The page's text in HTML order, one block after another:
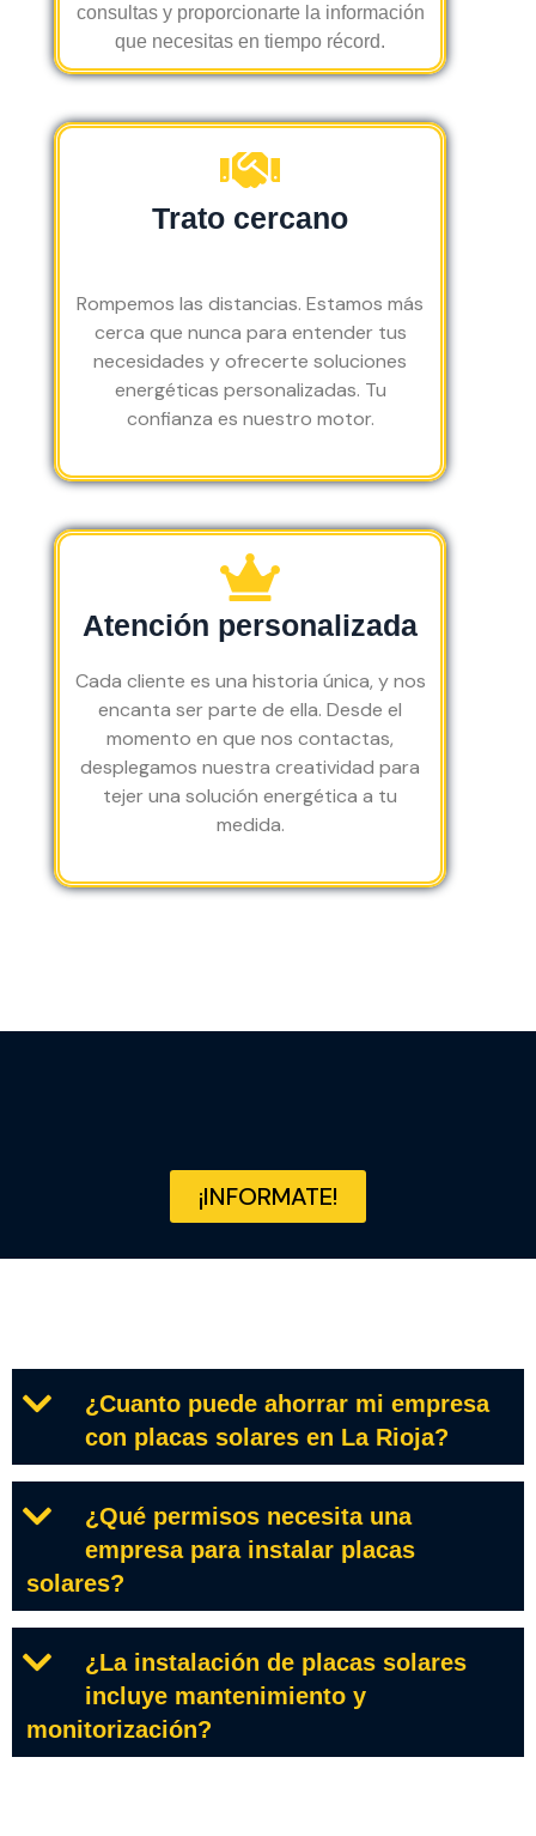
tod
a la
n.
aju
sta
do
al
pre
pu
est
Mu
rec
om
en
da
ble
gra
consultas y proporcionarte la información
que necesitas en tiempo récord.
Trato cercano
Rompemos las distancias. Estamos más
cerca que nunca para entender tus
necesidades y ofrecerte soluciones
energéticas personalizadas. Tu
confianza es nuestro motor.
Atención personalizada
Cada cliente es una historia única, y nos
encanta ser parte de ella. Desde el
momento en que nos contactas,
desplegamos nuestra creatividad para
tejer una solución energética a tu
medida.
¡INFORMATE!
¿Cuanto puede ahorrar mi empresa
con placas solares en La Rioja?
¿Qué permisos necesita una
empresa para instalar placas
solares?
¿La instalación de placas solares
incluye mantenimiento y
monitorización?